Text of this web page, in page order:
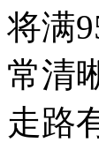
将满
常清
走路